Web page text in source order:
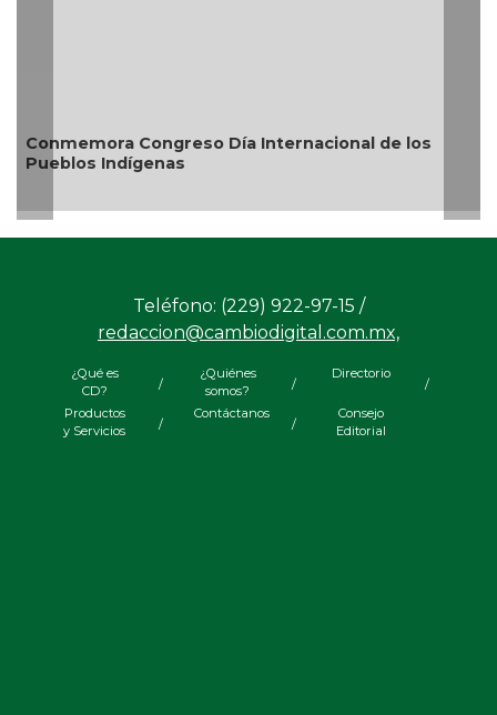
Conmemora Congreso Día Internacional de los
Pueblos Indígenas
Teléfono: (229) 922-97-15 /
redaccion@cambiodigital.com.mx,
¿Qué es
CD?
/
¿Quiénes
somos?
/
Directorio
/
Productos
y Servicios
/
Contáctanos
/
Consejo
Editorial